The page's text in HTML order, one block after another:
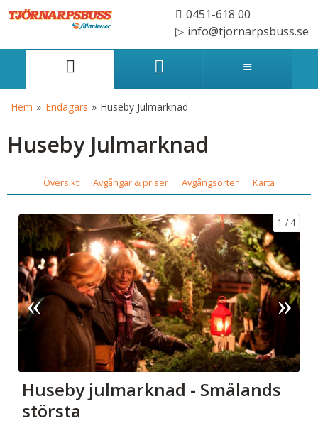
0451-618 00
info@tjornarpsbuss.se
Hem » Endagars » Huseby Julmarknad
Huseby Julmarknad
Översikt Avgångar & priser Avgångsorter Karta
1 4
Huseby julmarknad - Smålands
största